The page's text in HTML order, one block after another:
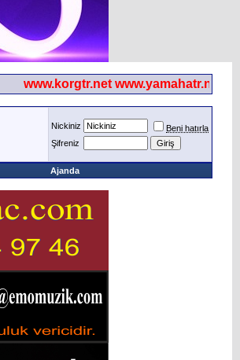
www.korgtr.net www.yamahatr.net
Nickiniz
Beni hatırla
Şifreniz
Ajanda